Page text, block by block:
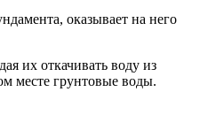
оказывает на него
их откачивать воду из
месте грунтовые воды.